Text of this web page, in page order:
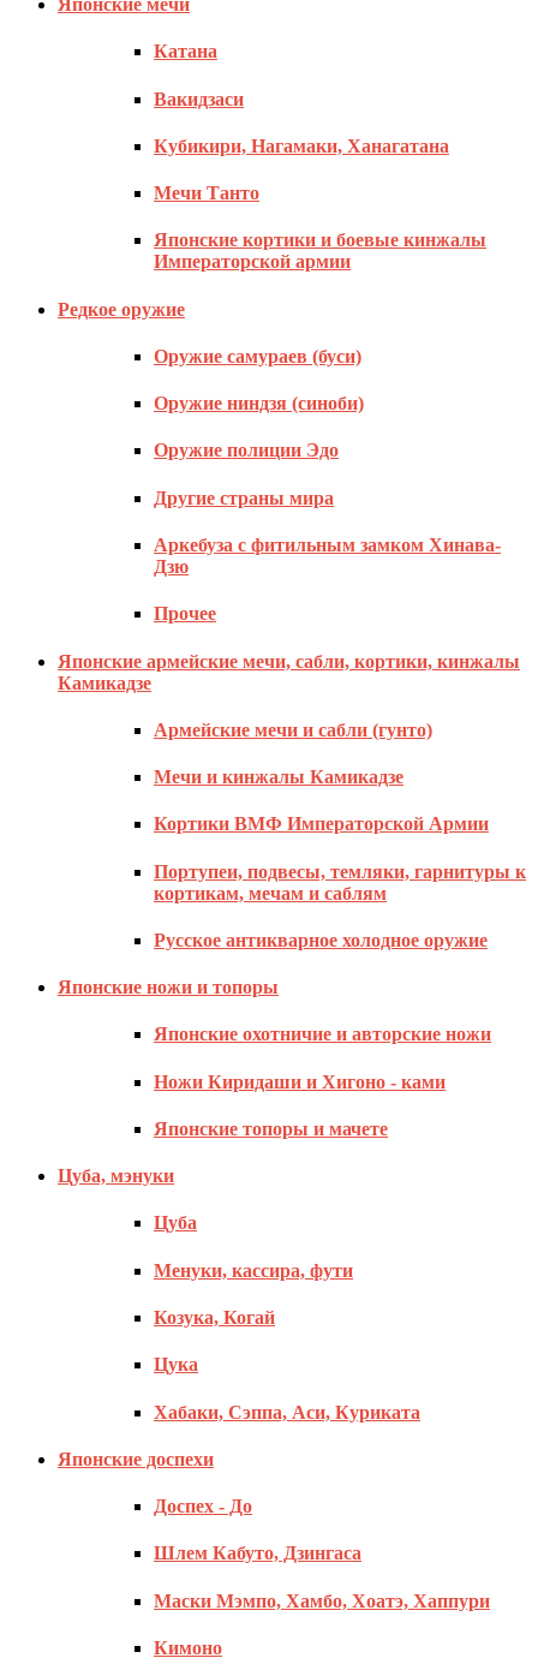
Японские мечи
Катана
Вакидзаси
Кубикири, Нагамаки, Ханагатана
Мечи Танто
Японские кортики и боевые кинжалы
Императорской армии
Редкое оружие
Оружие самураев (буси)
Оружие ниндзя (синоби)
Оружие полиции Эдо
Другие страны мира
Аркебуза с фитильным замком Хинава-
Дзю
Прочее
Японские армейские мечи, сабли, кортики, кинжалы
Камикадзе
Армейские мечи и сабли (гунто)
Мечи и кинжалы Камикадзе
Кортики ВМФ Императорской Армии
Портупеи, подвесы, темляки, гарнитуры к
кортикам, мечам и саблям
Русское антикварное холодное оружие
Японские ножи и топоры
Японские охотничие и авторские ножи
Ножи Киридаши и Хигоно - ками
Японские топоры и мачете
Цуба, мэнуки
Цуба
Менуки, кассира, фути
Козука, Когай
Цука
Хабаки, Сэппа, Аси, Куриката
Японские доспехи
Доспех - До
Шлем Кабуто, Дзингаса
Маски Мэмпо, Хамбо, Хоатэ, Хаппури
Кимоно